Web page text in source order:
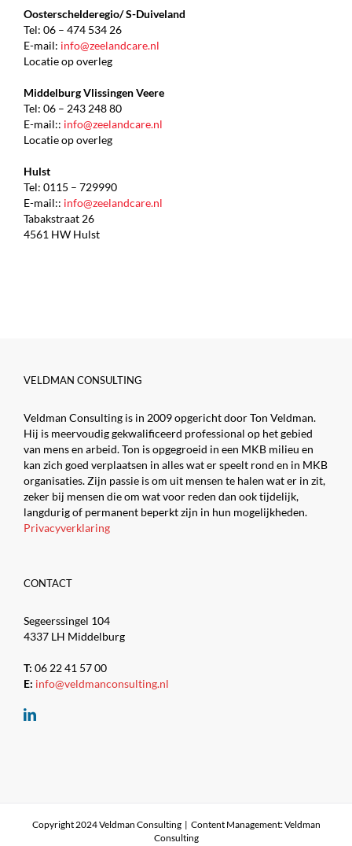
Oosterschelderegio/ S-Duiveland
Tel: 06 – 474 534 26
E-mail: info@zeelandcare.nl
Locatie op overleg
Middelburg Vlissingen Veere
Tel: 06 – 243 248 80
E-mail:: info@zeelandcare.nl
Locatie op overleg
Hulst
Tel: 0115 – 729990
E-mail:: info@zeelandcare.nl
Tabakstraat 26
4561 HW Hulst
VELDMAN CONSULTING
Veldman Consulting is in 2009 opgericht door Ton Veldman.
Hij is meervoudig gekwalificeerd professional op het gebied
van mens en arbeid. Ton is opgegroeid in een MKB milieu en
kan zich goed verplaatsen in alles wat er speelt rond en in MKB
organisaties. Zijn passie is om uit mensen te halen wat er in zit,
zeker bij mensen die om wat voor reden dan ook tijdelijk,
langdurig of permanent beperkt zijn in hun mogelijkheden.
Privacyverklaring
CONTACT
Segeerssingel 104
4337 LH Middelburg
T: 06 22 41 57 00
E: info@veldmanconsulting.nl
Copyright 2024 Veldman Consulting | Content Management: Veldman
Consulting